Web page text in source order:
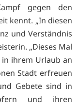
gegen den
kennt. „In diesen
und Verständnis
„Dieses Mal
ihrem Urlaub an
Stadt erfreuen
Gebete sind in
und ihren